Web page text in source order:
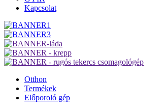
Kapcsolat
Otthon
Termékek
Előporoló gép